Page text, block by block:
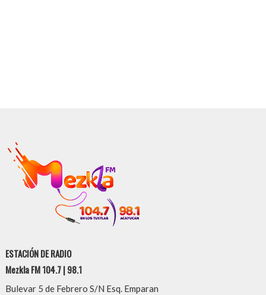
ESTACIÓN DE RADIO
Mezkla FM 104.7 | 98.1
Bulevar 5 de Febrero S/N Esq. Emparan